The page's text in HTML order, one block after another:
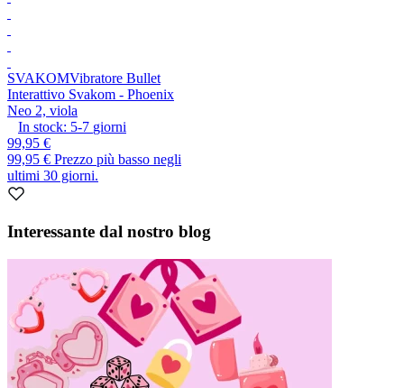
SVAKOMVibratore Bullet
Interattivo Svakom - Phoenix
Neo 2, viola
In stock: 5-7 giorni
99,95 €
99,95 € Prezzo più basso negli
ultimi 30 giorni.
Interessante dal nostro blog